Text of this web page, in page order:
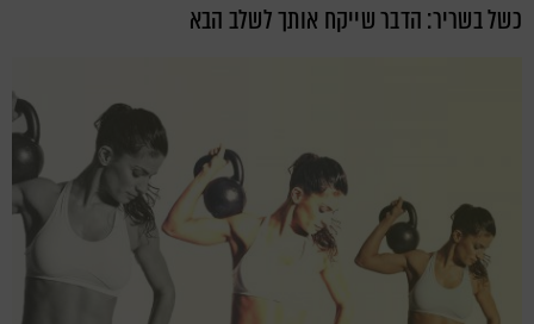
כשל בשריר: הדבר שייקח אותך לשלב הבא